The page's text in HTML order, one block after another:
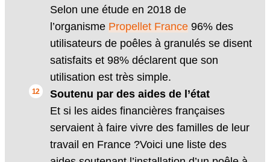
Selon une étude en 2018 de
l’organisme Propellet France 96% des
utilisateurs de poêles à granulés se disent
satisfaits et 98% déclarent que son
utilisation est très simple.
Soutenu par des aides de l’état
Et si les aides financières françaises
servaient à faire vivre des familles de leur
travail en France ?Voici une liste des